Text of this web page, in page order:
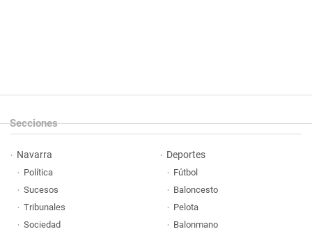
Secciones
Navarra
Política
Sucesos
Tribunales
Sociedad
Deportes
Fútbol
Baloncesto
Pelota
Balonmano